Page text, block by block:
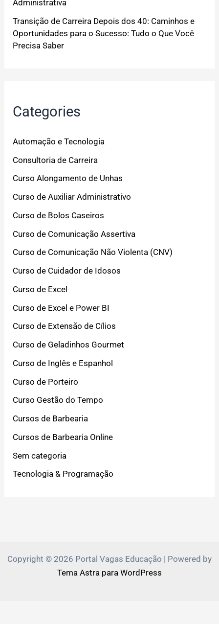
Administrativa
Transição de Carreira Depois dos 40: Caminhos e
Oportunidades para o Sucesso: Tudo o Que Você
Precisa Saber
Categories
Automação e Tecnologia
Consultoria de Carreira
Curso Alongamento de Unhas
Curso de Auxiliar Administrativo
Curso de Bolos Caseiros
Curso de Comunicação Assertiva
Curso de Comunicação Não Violenta (CNV)
Curso de Cuidador de Idosos
Curso de Excel
Curso de Excel e Power BI
Curso de Extensão de Cílios
Curso de Geladinhos Gourmet
Curso de Inglês e Espanhol
Curso de Porteiro
Curso Gestão do Tempo
Cursos de Barbearia
Cursos de Barbearia Online
Sem categoria
Tecnologia & Programação
Copyright © 2026 Portal Vagas Educação | Powered by
Tema Astra para WordPress